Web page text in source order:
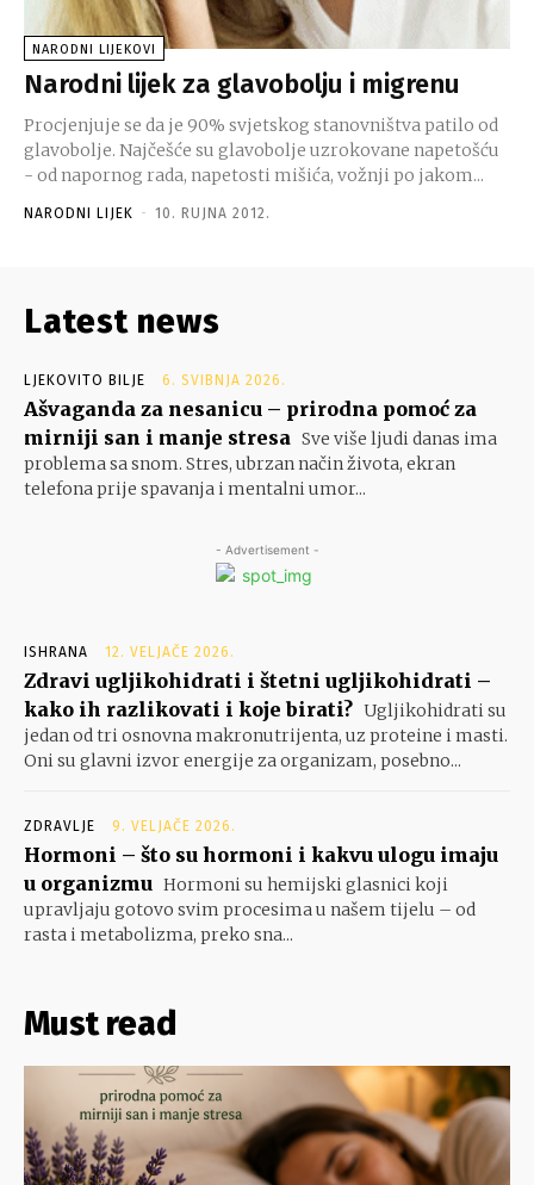
NARODNI LIJEKOVI
Narodni lijek za glavobolju i migrenu
Procjenjuje se da je 90% svjetskog stanovništva patilo od
glavobolje. Najčešće su glavobolje uzrokovane napetošću
- od napornog rada, napetosti mišića, vožnji po jakom...
NARODNI LIJEK - 10. RUJNA 2012.
Latest news
LJEKOVITO BILJE 6. SVIBNJA 2026.
Ašvaganda za nesanicu – prirodna pomoć za
mirniji san i manje stresa Sve više ljudi danas ima
problema sa snom. Stres, ubrzan način života, ekran
telefona prije spavanja i mentalni umor...
- Advertisement -
ISHRANA 12. VELJAČE 2026.
Zdravi ugljikohidrati i štetni ugljikohidrati –
kako ih razlikovati i koje birati? Ugljikohidrati su
jedan od tri osnovna makronutrijenta, uz proteine i masti.
Oni su glavni izvor energije za organizam, posebno...
ZDRAVLJE 9. VELJAČE 2026.
Hormoni – što su hormoni i kakvu ulogu imaju
u organizmu Hormoni su hemijski glasnici koji
upravljaju gotovo svim procesima u našem tijelu – od
rasta i metabolizma, preko sna...
Must read